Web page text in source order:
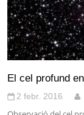
El cel profund
2 febr. 2016